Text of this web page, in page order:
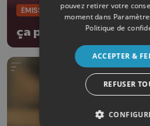
ÉMISSIONS
ça papille!
pouvez retirer votre
moment dans
Politique de
ACCEPTER &
REFUSER